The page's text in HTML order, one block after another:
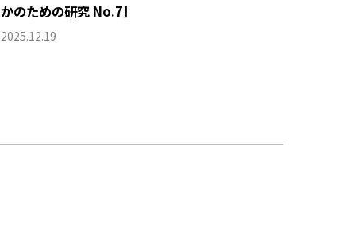
かのための研究 No.7］
2025.12.19